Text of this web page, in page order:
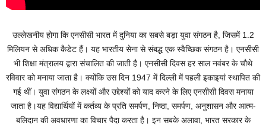
उल्लेखनीय होगा कि एनसीसी भारत में दुनिया का सबसे बड़ा युवा संगठन है, जिसमें 1.2
मिलियन से अधिक कैडेट हैं। यह भारतीय सेना से संबद्ध एक स्वैच्छिक संगठन है। एनसीसी
भी शिक्षा मंत्रालय द्वारा संचालित की जाती है। एनसीसी दिवस हर साल नवंबर के चौथे
रविवार को मनाया जाता है। क्योंकि उस दिन 1947 में दिल्ली में पहली इकाइयां स्थापित की
गई थीं। युवा संगठन के लक्ष्यों और उद्देश्यों को याद करने के लिए एनसीसी दिवस मनाया
जाता है।यह विद्यार्थियों में कर्तव्य के प्रति समर्पण, निष्ठा, समर्पण, अनुशासन और आत्म-
बलिदान की अवधारणा का विचार पैदा करता है। इन सबके अलावा, भारत सरकार के